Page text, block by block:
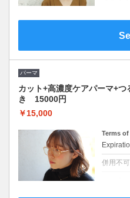
パーマ
カット+高濃度ケアパーマ+
き 15000円
￥15,000
Terms of
併用不可